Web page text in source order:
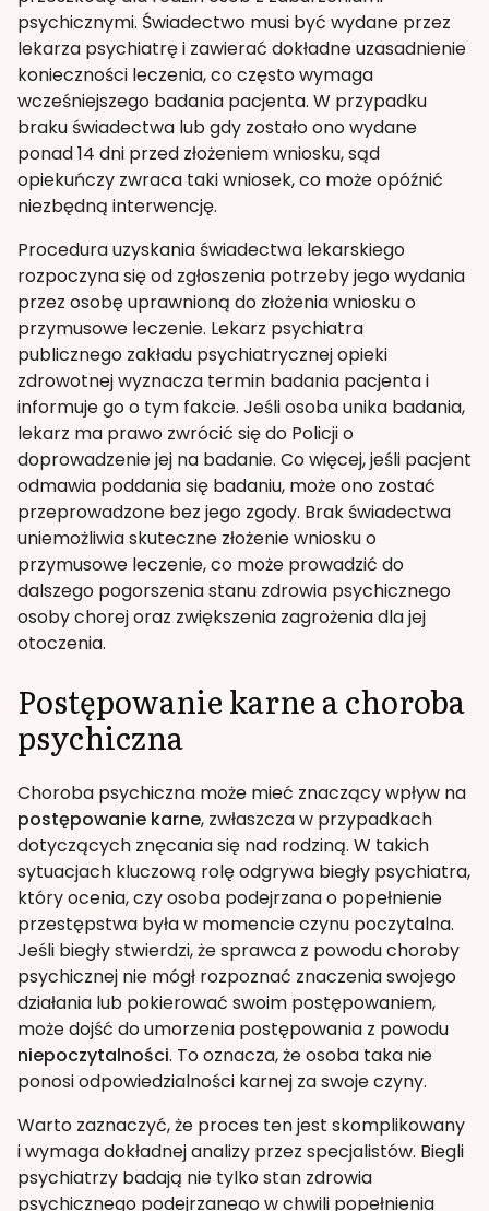
psychicznymi. Świadectwo musi być wydane przez
lekarza psychiatrę i zawierać dokładne uzasadnienie
konieczności leczenia, co często wymaga
wcześniejszego badania pacjenta. W przypadku
braku świadectwa lub gdy zostało ono wydane
ponad 14 dni przed złożeniem wniosku, sąd
opiekuńczy zwraca taki wniosek, co może opóźnić
niezbędną interwencję.
Procedura uzyskania świadectwa lekarskiego
rozpoczyna się od zgłoszenia potrzeby jego wydania
przez osobę uprawnioną do złożenia wniosku o
przymusowe leczenie. Lekarz psychiatra
publicznego zakładu psychiatrycznej opieki
zdrowotnej wyznacza termin badania pacjenta i
informuje go o tym fakcie. Jeśli osoba unika badania,
lekarz ma prawo zwrócić się do Policji o
doprowadzenie jej na badanie. Co więcej, jeśli pacjent
odmawia poddania się badaniu, może ono zostać
przeprowadzone bez jego zgody. Brak świadectwa
uniemożliwia skuteczne złożenie wniosku o
przymusowe leczenie, co może prowadzić do
dalszego pogorszenia stanu zdrowia psychicznego
osoby chorej oraz zwiększenia zagrożenia dla jej
otoczenia.
Postępowanie karne a choroba
psychiczna
Choroba psychiczna może mieć znaczący wpływ na
postępowanie karne, zwłaszcza w przypadkach
dotyczących znęcania się nad rodziną. W takich
sytuacjach kluczową rolę odgrywa biegły psychiatra,
który ocenia, czy osoba podejrzana o popełnienie
przestępstwa była w momencie czynu poczytalna.
Jeśli biegły stwierdzi, że sprawca z powodu choroby
psychicznej nie mógł rozpoznać znaczenia swojego
działania lub pokierować swoim postępowaniem,
może dojść do umorzenia postępowania z powodu
niepoczytalności. To oznacza, że osoba taka nie
ponosi odpowiedzialności karnej za swoje czyny.
Warto zaznaczyć, że proces ten jest skomplikowany
i wymaga dokładnej analizy przez specjalistów. Biegli
psychiatrzy badają nie tylko stan zdrowia
psychicznego podejrzanego w chwili popełnienia